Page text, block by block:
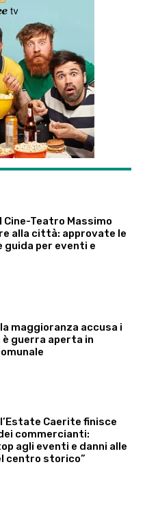
Cine-Teatro Massimo
alla città: approvate le
guida per eventi e
maggioranza accusa i
guerra aperta in
Caerite finisce
commercianti:
agli eventi e danni alle
centro storico”